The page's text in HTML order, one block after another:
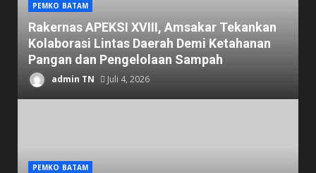
PEMKO BATAM
Rakernas APEKSI XVIII, Amsakar Tekankan
Kolaborasi Lintas Daerah Demi Ketahanan
Pangan dan Pengelolaan Sampah
admin TN Juli 4, 2026
PEMKO BATAM